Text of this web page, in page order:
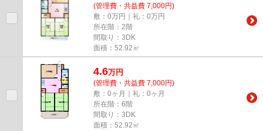
(管理費・共益費 7,000円)
敷：0万円｜礼：0万円
所在階：2階
間取り：3DK
面積：52.92㎡
4.6万円
(管理費・共益費 7,000円)
敷：0ヶ月｜礼：0ヶ月
所在階：6階
間取り：3DK
面積：52.92㎡